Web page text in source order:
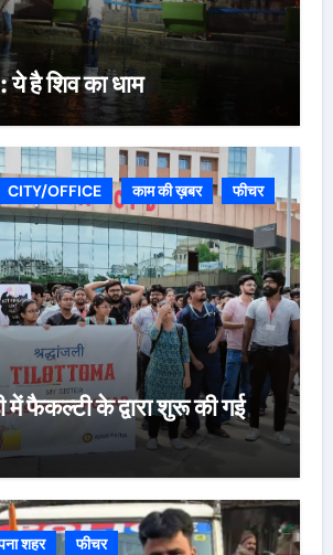
ये है शिव का धाम
CITY/OFFICE काम की ख़बर फीचर
फैकल्टी के द्वारा शुरू की गई
शहर फीचर